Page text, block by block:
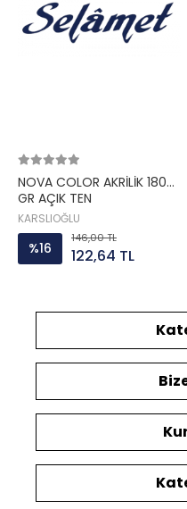
NOVA COLOR AKRİLİK 180
GR AÇIK TEN
KARSLIOĞLU
%16
146,00 TL
122,64 TL